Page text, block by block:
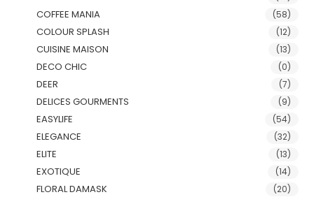
COFFEE MANIA (58)
COLOUR SPLASH (12)
CUISINE MAISON (13)
DECO CHIC (0)
DEER (7)
DELICES GOURMENTS (9)
EASYLIFE (54)
ELEGANCE (32)
ELITE (13)
EXOTIQUE (14)
FLORAL DAMASK (20)